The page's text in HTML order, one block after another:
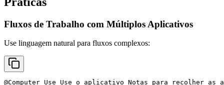
Fluxos de Trabalho com Múltiplos Aplicativos
Use linguagem natural para fluxos complexos: